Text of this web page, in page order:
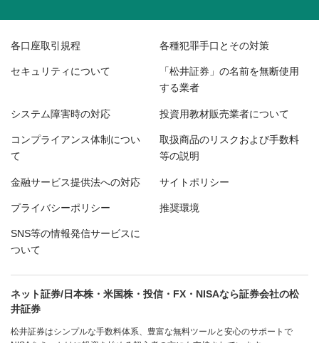
各口座取引規程 各種犯罪手口とその対策
セキュリティについて 「松井証券」の名前を無断使用
する業者
システム障害時の対応 投資用教材販売業者について
コンプライアンス体制につい
て
取扱商品のリスクおよび手数料
等の説明
金融サービス提供法への対応 サイトポリシー
プライバシーポリシー 推奨環境
SNS等の情報発信サービスに
ついて
ネット証券/日本株・米国株・投信・FX・NISAなら証券会社の松
井証券
松井証券はシンプルな手数料体系、豊富な無料ツールと安心のサポートで